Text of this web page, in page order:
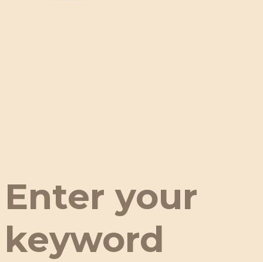
Enter your
keyword